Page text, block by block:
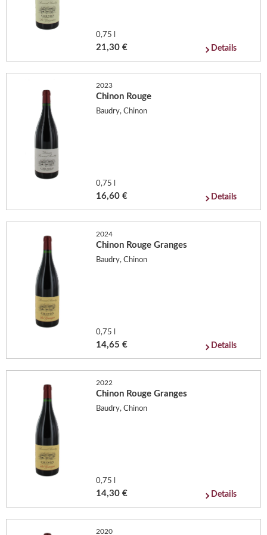
0,75 l
21,30 € Details
2023
Chinon Rouge
Baudry, Chinon
0,75 l
16,60 € Details
2024
Chinon Rouge Granges
Baudry, Chinon
0,75 l
14,65 € Details
2022
Chinon Rouge Granges
Baudry, Chinon
0,75 l
14,30 € Details
2020